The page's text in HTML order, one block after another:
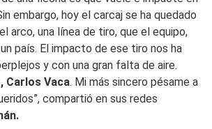
embargo, hoy el carcaj se ha quedado
arco, una línea de tiro, que el equipo,
país. El impacto de ese tiro nos ha
y con una gran falta de aire.
Carlos Vaca. Mi más sincero pésame a
compartió en sus redes